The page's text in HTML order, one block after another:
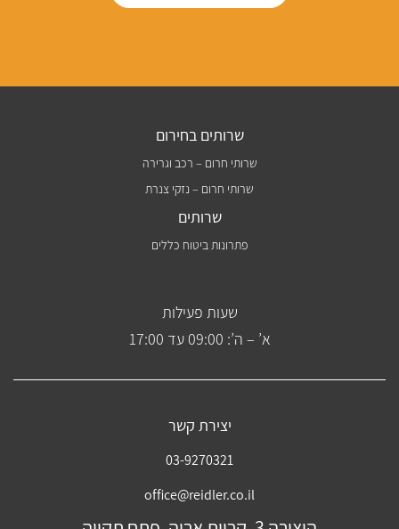
שרותים בחירום
שרותי חרום – רכב וגרירה
שרותי חרום – נזקי צנרת
שרותים
פתרונות ביטוח כללים
שעות פעילות
א’ – ה’: 09:00 עד 17:00
יצירת קשר
03-9270321
office@reidler.co.il